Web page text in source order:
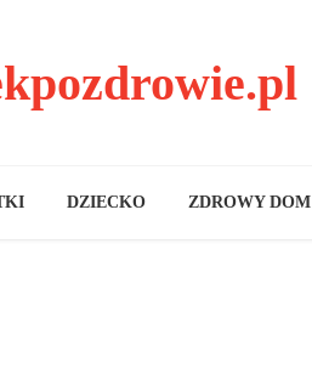
DZIECKO ZDROWY DOM